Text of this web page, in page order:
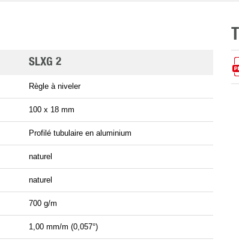
SLXG 2
Règle à niveler
100 x 18 mm
Profilé tubulaire en aluminium
naturel
naturel
700 g/m
1,00 mm/m (0,057°)